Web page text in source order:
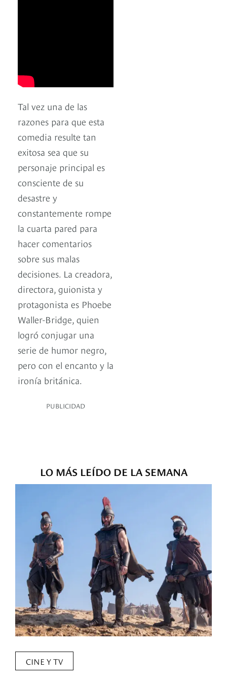
Tal vez una de las
razones para que esta
comedia resulte tan
exitosa sea que su
personaje principal es
consciente de su
desastre y
constantemente rompe
la cuarta pared para
hacer comentarios
sobre sus malas
decisiones. La creadora,
directora, guionista y
protagonista es Phoebe
Waller-Bridge, quien
logró conjugar una
serie de humor negro,
pero con el encanto y la
ironía británica.
PUBLICIDAD
LO MÁS LEÍDO DE LA SEMANA
CINE Y TV